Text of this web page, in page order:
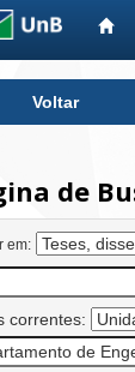
Voltar
de
em:
correntes: